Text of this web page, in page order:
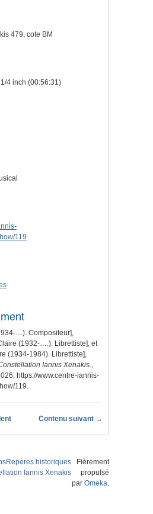
479, cote BM
4 inch (00:56:31)
119
....). Compositeur],
(1932-….). Librettiste], et
(1934-1984). Librettiste],
Iannis Xenakis.,
https://www.centre-iannis-
119.
Contenu suivant →
Repères historiques
Iannis Xenakis
Fièrement
propulsé
par Omeka.